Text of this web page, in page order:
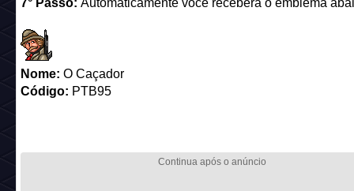
7° Passo: Automaticamente você receberá o emblema
Nome: O Caçador
Código: PTB95